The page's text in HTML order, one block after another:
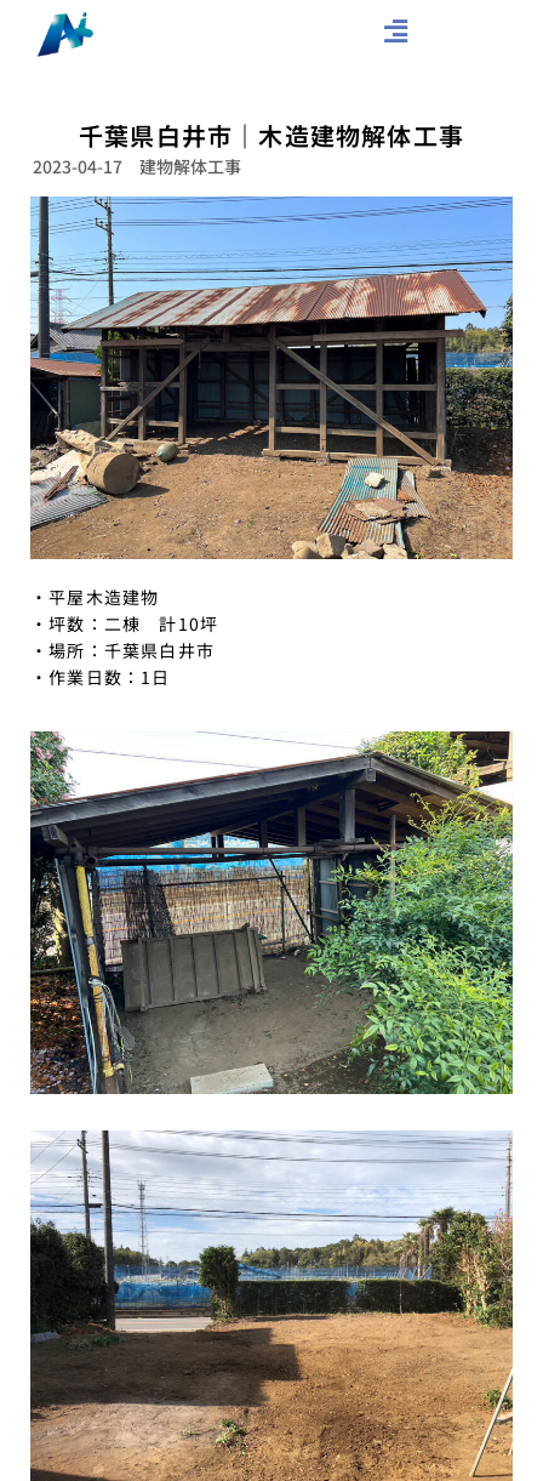
千葉県白井市｜木造建物解体工事
2023-04-17 建物解体工事
・平屋木造建物
・坪数：二棟 計10坪
・場所：千葉県白井市
・作業日数：1日